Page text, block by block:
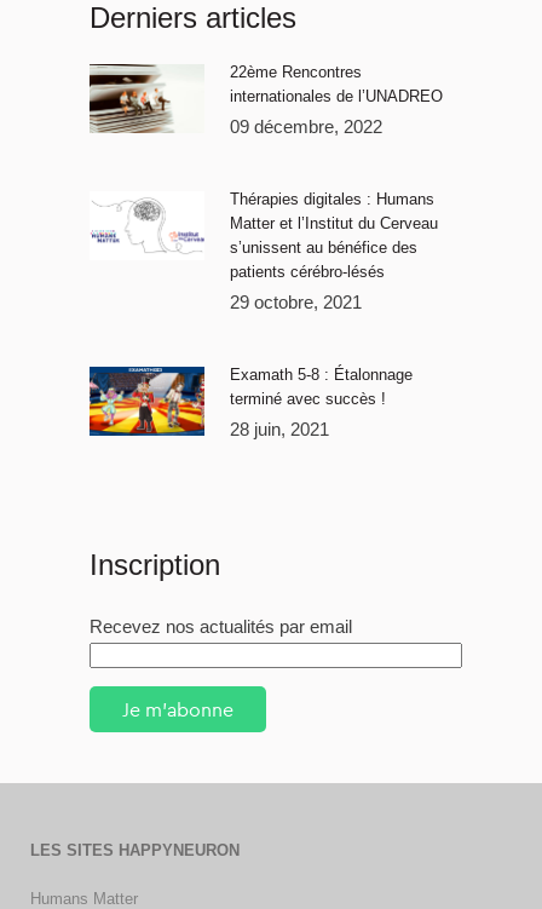
Derniers articles
22ème Rencontres
internationales de l’UNADREO
09 décembre, 2022
Thérapies digitales : Humans
Matter et l’Institut du Cerveau
s’unissent au bénéfice des
patients cérébro-lésés
29 octobre, 2021
Examath 5-8 : Étalonnage
terminé avec succès !
28 juin, 2021
Inscription
Recevez nos actualités par email
Je m'abonne
LES SITES HAPPYNEURON
Humans Matter